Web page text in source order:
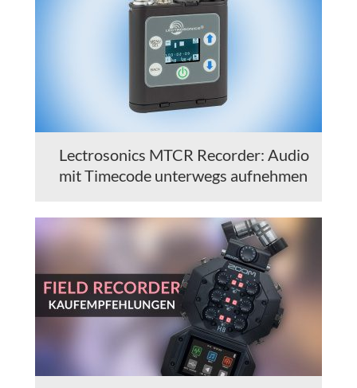
Lectrosonics MTCR Recorder: Audio
mit Timecode unterwegs aufnehmen